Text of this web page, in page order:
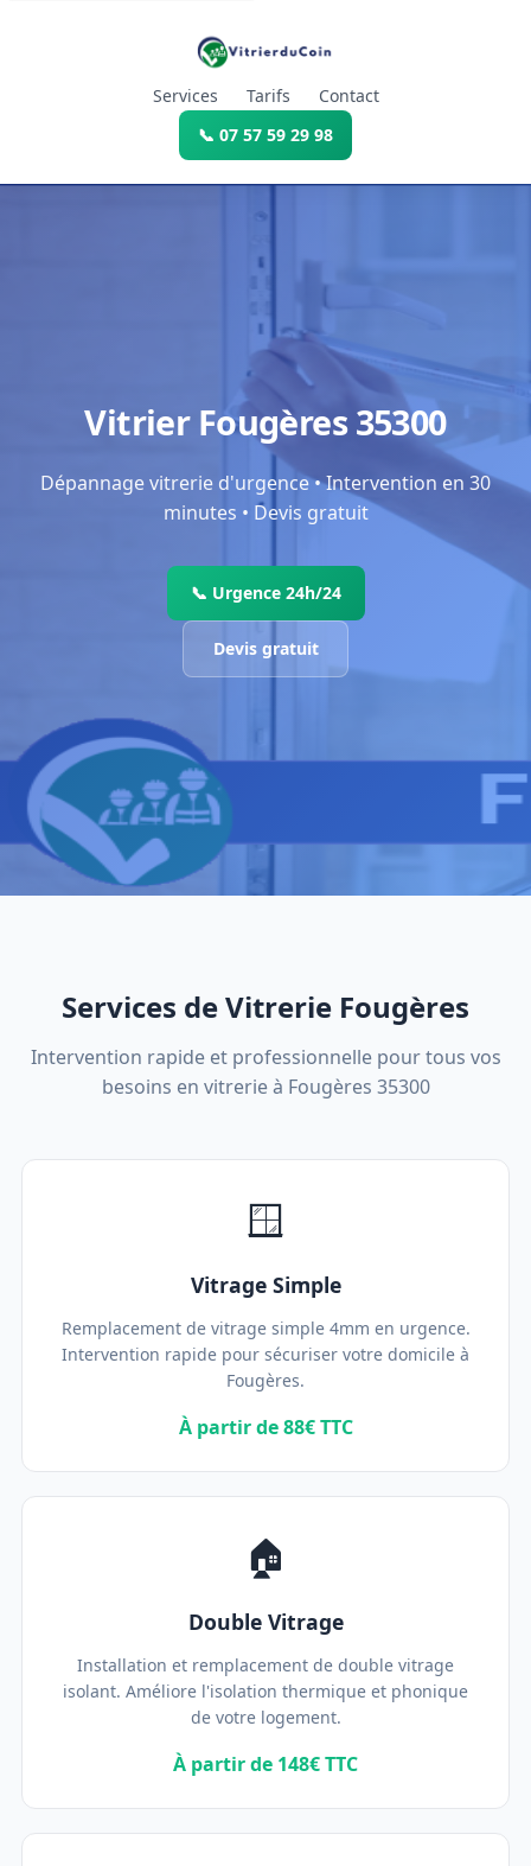
Services Tarifs
Contact
📞 07 57 59 29 98
Vitrier Fougères 35300
Dépannage vitrerie d'urgence • Intervention en 30
minutes • Devis gratuit
📞 Urgence 24h/24
Devis gratuit
Services de Vitrerie Fougères
Intervention rapide et professionnelle pour tous vos
besoins en vitrerie à Fougères 35300
🪟
Vitrage Simple
Remplacement de vitrage simple 4mm en urgence.
Intervention rapide pour sécuriser votre domicile à
Fougères.
À partir de 88€ TTC
🏠
Double Vitrage
Installation et remplacement de double vitrage
isolant. Améliore l'isolation thermique et phonique
de votre logement.
À partir de 148€ TTC